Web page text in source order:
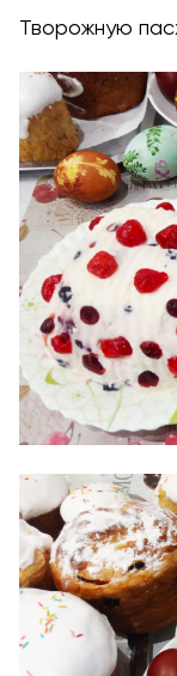
Творожную